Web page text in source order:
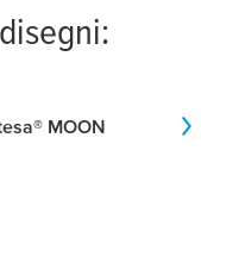
® MOON